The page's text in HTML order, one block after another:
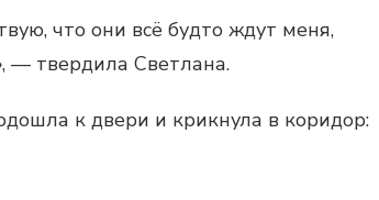
что они всё будто ждут меня,
— твердила Светлана.
к двери и крикнула в коридор: